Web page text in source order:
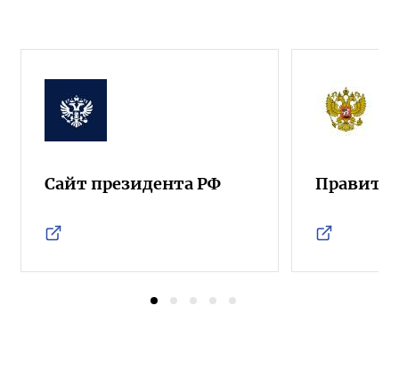
Сайт президента РФ